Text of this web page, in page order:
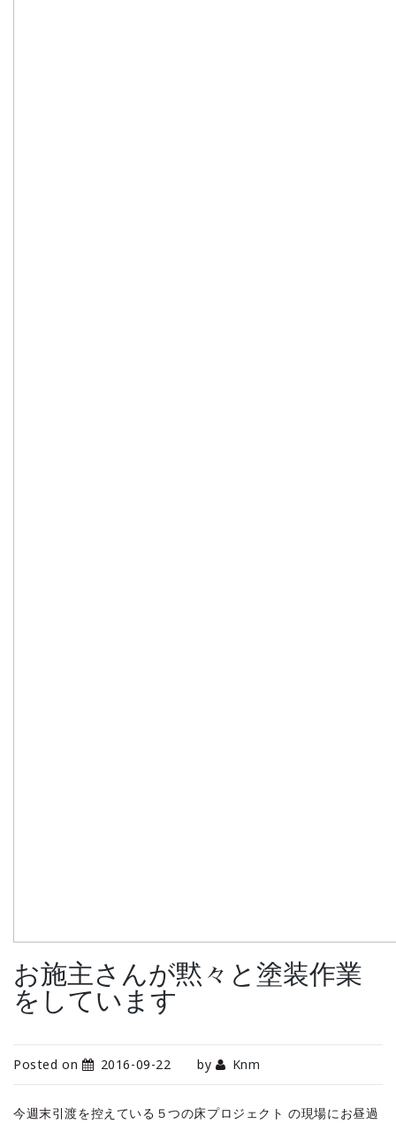
お施主さんが黙々と塗装作業
をしています
Posted on 2016-09-22 by Knm
今週末引渡を控えている５つの床プロジェクト の現場にお昼過